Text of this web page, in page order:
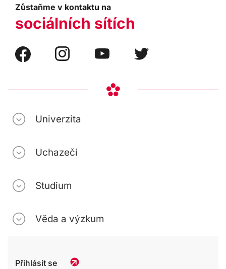
Zůstaňme v kontaktu na
sociálních sítích
Univerzita
Uchazeči
Studium
Věda a výzkum
Přihlásit se